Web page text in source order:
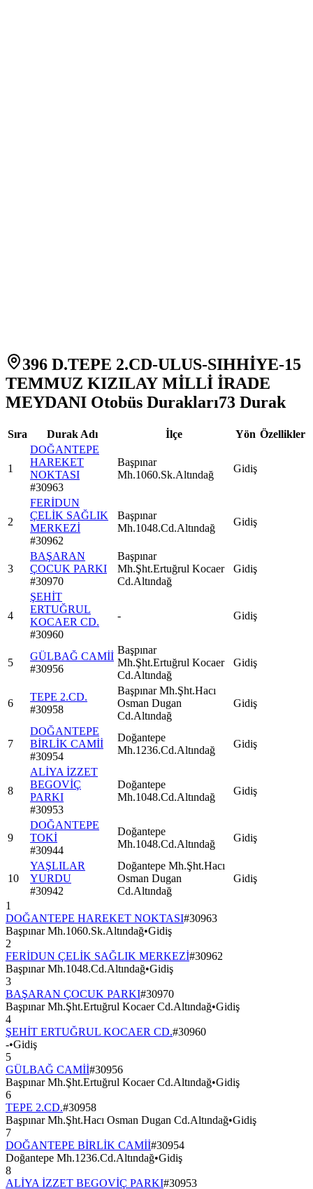
396 D.TEPE 2.CD-ULUS-SIHHİYE-15
TEMMUZ KIZILAY MİLLİ İRADE
MEYDANI Otobüs Durakları73 Durak
Sıra Durak Adı İlçe Yön Özellikler
1
DOĞANTEPE
HAREKET
NOKTASI
#30963
Başpınar
Mh.1060.Sk.Altındağ
Gidiş
2
FERİDUN
ÇELİK SAĞLIK
MERKEZİ
#30962
Başpınar
Mh.1048.Cd.Altındağ
Gidiş
3
BAŞARAN
ÇOCUK PARKI
#30970
Başpınar
Mh.Şht.Ertuğrul Kocaer
Cd.Altındağ
Gidiş
4
ŞEHİT
ERTUĞRUL
KOCAER CD.
#30960
- Gidiş
5
GÜLBAĞ CAMİİ
#30956
Başpınar
Mh.Şht.Ertuğrul Kocaer
Cd.Altındağ
Gidiş
6
TEPE 2.CD.
#30958
Başpınar Mh.Şht.Hacı
Osman Dugan
Cd.Altındağ
Gidiş
7
DOĞANTEPE
BİRLİK CAMİİ
#30954
Doğantepe
Mh.1236.Cd.Altındağ
Gidiş
8
ALİYA İZZET
BEGOVİÇ
PARKI
#30953
Doğantepe
Mh.1048.Cd.Altındağ
Gidiş
9
DOĞANTEPE
TOKİ
#30944
Doğantepe
Mh.1048.Cd.Altındağ
Gidiş
10
YAŞLILAR
YURDU
#30942
Doğantepe Mh.Şht.Hacı
Osman Dugan
Cd.Altındağ
Gidiş
1
DOĞANTEPE HAREKET NOKTASI#30963
Başpınar Mh.1060.Sk.Altındağ•Gidiş
2
FERİDUN ÇELİK SAĞLIK MERKEZİ#30962
Başpınar Mh.1048.Cd.Altındağ•Gidiş
3
BAŞARAN ÇOCUK PARKI#30970
Başpınar Mh.Şht.Ertuğrul Kocaer Cd.Altındağ•Gidiş
4
ŞEHİT ERTUĞRUL KOCAER CD.#30960
-•Gidiş
5
GÜLBAĞ CAMİİ#30956
Başpınar Mh.Şht.Ertuğrul Kocaer Cd.Altındağ•Gidiş
6
TEPE 2.CD.#30958
Başpınar Mh.Şht.Hacı Osman Dugan Cd.Altındağ•Gidiş
7
DOĞANTEPE BİRLİK CAMİİ#30954
Doğantepe Mh.1236.Cd.Altındağ•Gidiş
8
ALİYA İZZET BEGOVİÇ PARKI#30953